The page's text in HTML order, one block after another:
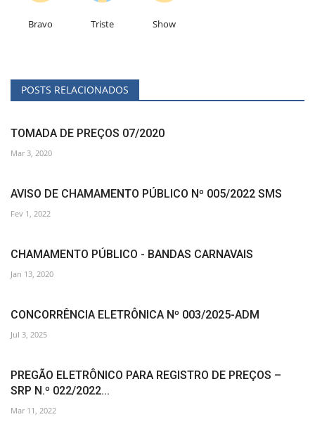
Bravo Triste Show
POSTS RELACIONADOS
TOMADA DE PREÇOS 07/2020
Mar 3, 2020
AVISO DE CHAMAMENTO PÚBLICO Nº 005/2022 SMS
Fev 1, 2022
CHAMAMENTO PÚBLICO - BANDAS CARNAVAIS
Jan 13, 2020
CONCORRÊNCIA ELETRÔNICA Nº 003/2025-ADM
Jul 3, 2025
PREGÃO ELETRÔNICO PARA REGISTRO DE PREÇOS –
SRP N.º 022/2022...
Mar 11, 2022